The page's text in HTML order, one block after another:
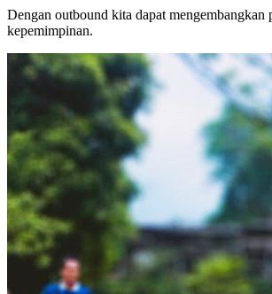
Dengan outbound kita dapat
kepemimpinan.